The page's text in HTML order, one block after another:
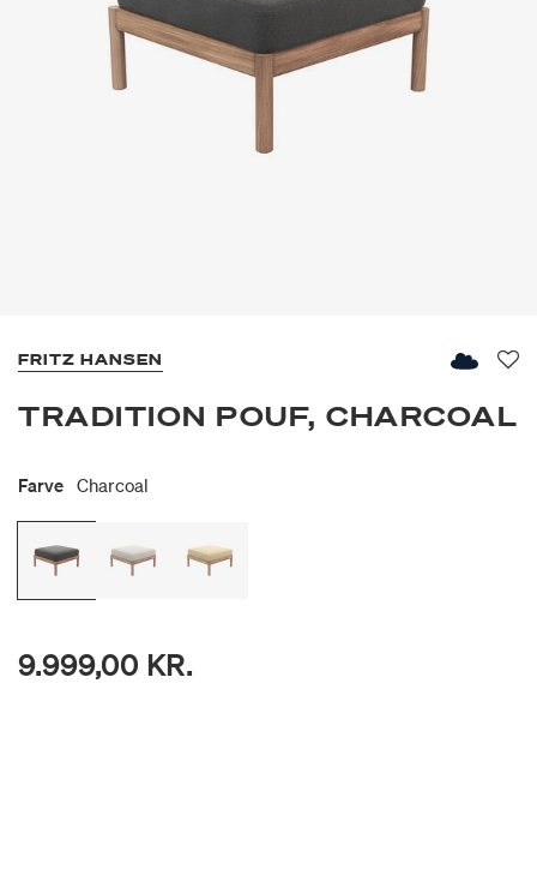
FRITZ HANSEN
TRADITION POUF, CHARCOAL
Farve Charcoal
9.999,00 KR.